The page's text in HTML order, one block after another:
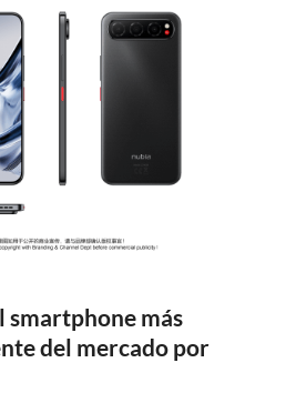
smartphone más
del mercado por